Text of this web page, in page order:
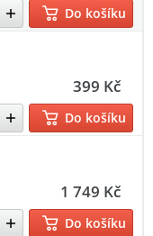
Do košíku
399 Kč
Do košíku
1 749 Kč
Do košíku